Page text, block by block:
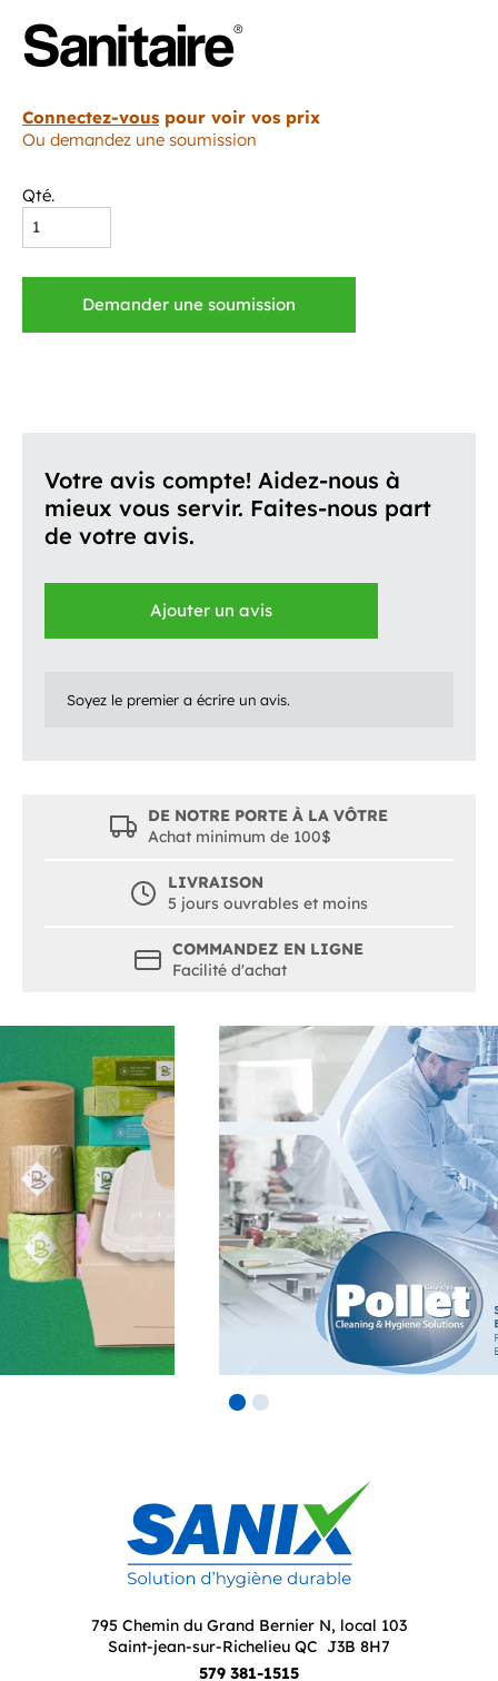
Connectez-vous pour voir vos prix
Ou demandez une soumission
Qté.
Demander une soumission
Votre avis compte! Aidez-nous à
mieux vous servir. Faites-nous part
de votre avis.
Ajouter un avis
Soyez le premier a écrire un avis.
DE NOTRE PORTE À LA VÔTRE
Achat minimum de 100$
LIVRAISON
5 jours ouvrables et moins
COMMANDEZ EN LIGNE
Facilité d'achat
795 Chemin du Grand Bernier N, local 103
Saint-jean-sur-Richelieu QC J3B 8H7
579 381-1515